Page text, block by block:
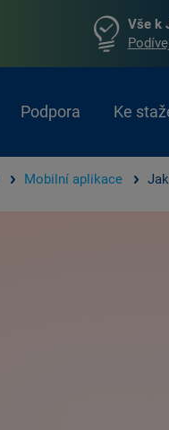
Vše k
Podpora Ke
Mobilní aplikace